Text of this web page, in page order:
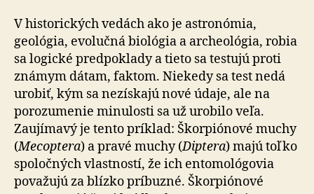
V historických vedách ako je astronómia,
geológia, evolučná biológia a archeológia, robia
sa logické predpoklady a tieto sa testujú proti
známym dátam, faktom. Niekedy sa test nedá
urobiť, kým sa nezískajú nové údaje, ale na
porozumenie minulosti sa už urobilo veľa.
Zaujímavý je tento príklad: Škorpiónové muchy
(Mecoptera) a pravé muchy (Diptera) majú toľko
spoločných vlastností, že ich entomológovia
považujú za blízko príbuzné. Škorpiónové